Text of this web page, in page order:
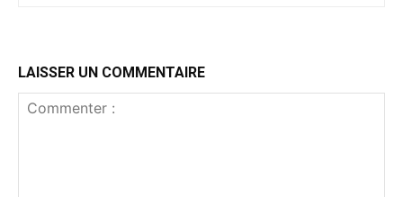
LAISSER UN COMMENTAIRE